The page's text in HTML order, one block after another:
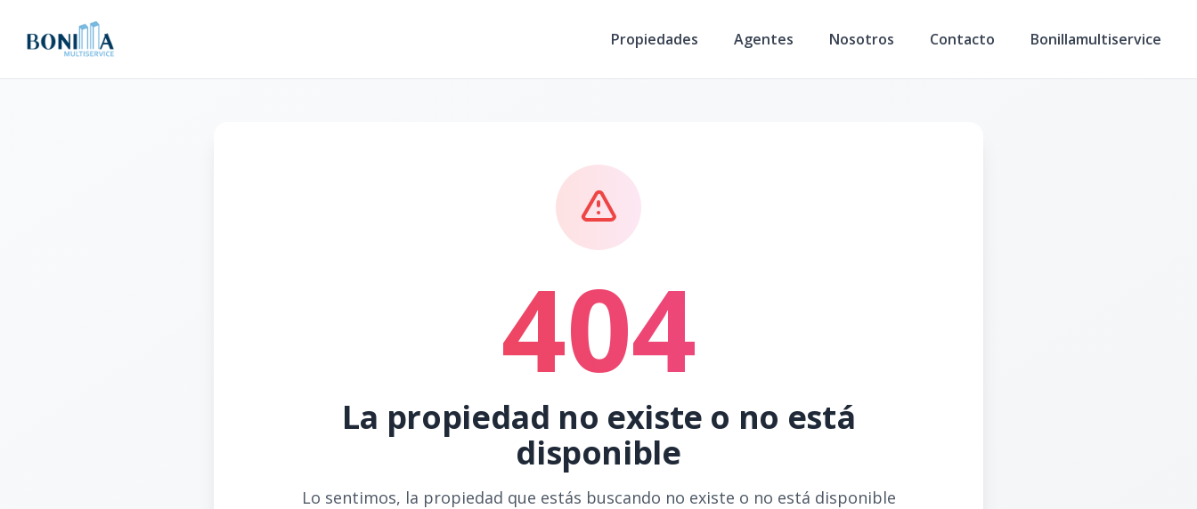
Propiedades Agentes Nosotros Contacto Bonillamultiservice
404
La propiedad no existe o no está
disponible
Lo sentimos, la propiedad que estás buscando no existe o no está disponible